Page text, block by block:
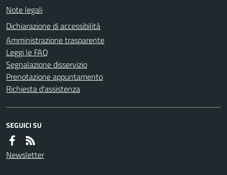
Note legali
Dichiarazione di accessibilità
Amministrazione trasparente
Leggi le FAQ
Segnalazione disservizio
Prenotazione appuntamento
Richiesta d'assistenza
SEGUICI SU
Newsletter